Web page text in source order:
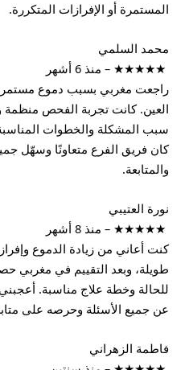
المستمرة أو الإفرازات المتكررة.
محمد السلمي
★★★★★ – منذ 6 أشهر
راجعت مغربي بسبب دموع
العين. كانت تجربة الفحص
سبب المشكلة والخطوات المناسبة
كان فريق الفرع متعاونًا وسهّل
والمتابعة.
نورة العتيبي
★★★★★ – منذ 8 أشهر
كنت أعاني من زيادة الدموع
طويلة، وبعد التقييم في
للحالة وخطة علاج مناسبة. أعجبني
عن جميع الأسئلة وحرصه على
فاطمة الزهراني